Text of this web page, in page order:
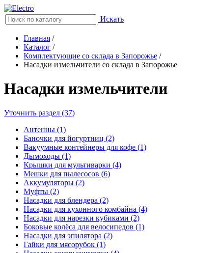
Искать
Главная /
Каталог /
Комплектующие со склада в Запорожье /
Насадки измельчители со склада в Запорожье
Насадки измельчители
Уточнить раздел (37)
Антенны (1)
Баночки для йогуртниц (2)
Вакуумные контейнеры для кофе (1)
Дымоходы (1)
Крышки для мультиварки (4)
Мешки для пылесосов (6)
Аккумуляторы (2)
Муфты (2)
Насадки для блендера (2)
Насадки для кухонного комбайна (4)
Насадки для нарезки кубиками (2)
Боковые колёса для велосипедов (1)
Насадки для эпилятора (2)
Гайки для мясорубок (1)